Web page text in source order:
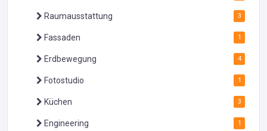
Raumausstattung 3
Fassaden 1
Erdbewegung 4
Fotostudio 1
Küchen 3
Engineering 1